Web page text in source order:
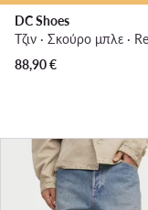
DC Shoes
88,90€